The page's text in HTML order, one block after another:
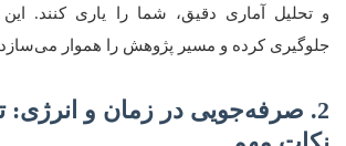
و تحلیل آماری دقیق، شما را یاری کنند.
جلوگیری کرده و مسیر پژوهش را هموار
2. صرفه‌جویی در زمان و انرژی: